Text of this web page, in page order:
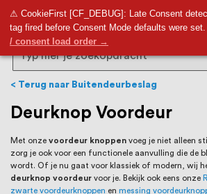
9,5
⚠ CookieFirst [CF_DEBUG]: Late Consent
tag fired before Consent Mode defaults were set.
/ consent load order →
RVS Land is een écht
bijna 20 jaar ervaring in
voor binnen- en
trapleuningen, deurbeslag,
ventilatieroosters en
webshop vind je het
van Nederland en België,
100.000 hoogwaardige
Search
Terug naar Buitendeurbeslag
Deurknop Voordeur
Met onze voordeur knoppen voeg je niet alleen
zorg je ook voor een functionele aanvulling die de
wordt. Of je nu gaat voor klassiek of modern, wij
deurknop voordeur voor je. Bekijk ook eens onze
zwarte voordeurknoppen en messing